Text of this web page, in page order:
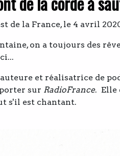
de la France, le 4 avril
on a toujours des
auteure et réalisatrice de
sur RadioFrance. Elle
s'il est chantant.